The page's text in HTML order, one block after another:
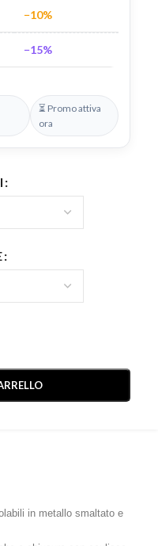
−10%
−15%
⏳ Promo attiva
ora
in metallo smaltato e